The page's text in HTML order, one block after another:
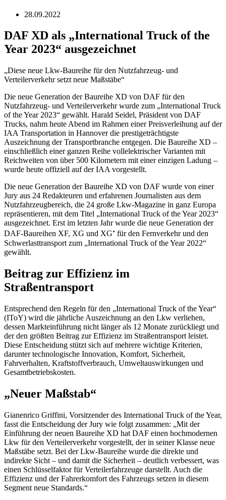
28.09.2022
DAF XD als „International Truck of the
Year 2023“ ausgezeichnet
„Diese neue Lkw-Baureihe für den Nutzfahrzeug- und
Verteilerverkehr setzt neue Maßstäbe“
Die neue Generation der Baureihe XD von DAF für den
Nutzfahrzeug- und Verteilerverkehr wurde zum „International Truck
of the Year 2023“ gewählt. Harald Seidel, Präsident von DAF
Trucks, nahm heute Abend im Rahmen einer Preisverleihung auf der
IAA Transportation in Hannover die prestigeträchtigste
Auszeichnung der Transportbranche entgegen. Die Baureihe XD –
einschließlich einer ganzen Reihe vollelektrischer Varianten mit
Reichweiten von über 500 Kilometern mit einer einzigen Ladung –
wurde heute offiziell auf der IAA vorgestellt.
Die neue Generation der Baureihe XD von DAF wurde von einer
Jury aus 24 Redakteuren und erfahrenen Journalisten aus dem
Nutzfahrzeugbereich, die 24 große Lkw-Magazine in ganz Europa
repräsentieren, mit dem Titel „International Truck of the Year 2023“
ausgezeichnet. Erst im letzten Jahr wurde die neue Generation der
DAF-Baureihen XF, XG und XG⁺ für den Fernverkehr und den
Schwerlasttransport zum „International Truck of the Year 2022“
gewählt.
Beitrag zur Effizienz im
Straßentransport
Entsprechend den Regeln für den „International Truck of the Year“
(IToY) wird die jährliche Auszeichnung an den Lkw verliehen,
dessen Markteinführung nicht länger als 12 Monate zurückliegt und
der den größten Beitrag zur Effizienz im Straßentransport leistet.
Diese Entscheidung stützt sich auf mehrere wichtige Kriterien,
darunter technologische Innovation, Komfort, Sicherheit,
Fahrverhalten, Kraftstoffverbrauch, Umweltauswirkungen und
Gesamtbetriebskosten.
„Neuer Maßstab“
Gianenrico Griffini, Vorsitzender des International Truck of the Year,
fasst die Entscheidung der Jury wie folgt zusammen: „Mit der
Einführung der neuen Baureihe XD hat DAF einen hochmodernen
Lkw für den Verteilerverkehr vorgestellt, der in seiner Klasse neue
Maßstäbe setzt. Bei der Lkw-Baureihe wurde die direkte und
indirekte Sicht – und damit die Sicherheit – deutlich verbessert, was
einen Schlüsselfaktor für Verteilerfahrzeuge darstellt. Auch die
Effizienz und der Fahrerkomfort des Fahrzeugs setzen in diesem
Segment neue Standards.“